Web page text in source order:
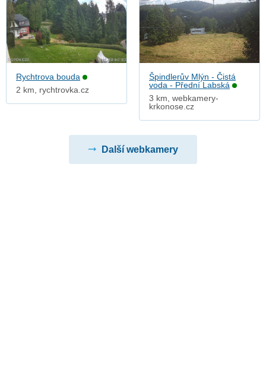
Rychtrova bouda
2 km, rychtrovka.cz
Špindlerův Mlýn - Čistá
voda - Přední Labská
3 km, webkamery-
krkonose.cz
Další webkamery